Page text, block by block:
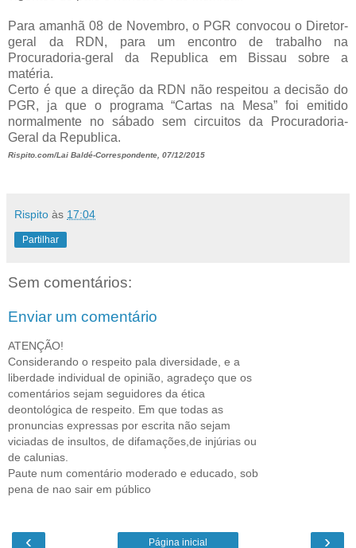
Para amanhã 08 de Novembro, o PGR convocou o Diretor-
geral da RDN, para um encontro de trabalho na
Procuradoria-geral da Republica em Bissau sobre a
matéria.
Certo é que a direção da RDN não respeitou a decisão do
PGR, ja que o programa “Cartas na Mesa” foi emitido
normalmente no sábado sem circuitos da Procuradoria-
Geral da Republica.
Rispito.com/Lai Baldé-Correspondente, 07/12/2015
Rispito às 17:04
Partilhar
Sem comentários:
Enviar um comentário
ATENÇÃO!
Considerando o respeito pala diversidade, e a
liberdade individual de opinião, agradeço que os
comentários sejam seguidores da ética
deontológica de respeito. Em que todas as
pronuncias expressas por escrita não sejam
viciadas de insultos, de difamações,de injúrias ou
de calunias.
Paute num comentário moderado e educado, sob
pena de nao sair em público
‹ ›
Página inicial